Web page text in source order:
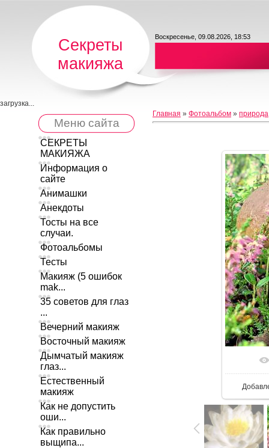
Секреты
макияжа
Воскресенье, 09.08.2026, 18:53
загрузка...
Меню сайта
СЕКРЕТЫ
МАКИЯЖА
Информация о
сайте
Анимашки
Анекдоты
Тосты на все
случаи.
Фотоальбомы
Тесты
Макияж (5 ошибок
mak...
35 советов для глаз
...
Вечерний макияж
Восточный макияж
Дымчатый макияж
глаз...
Естественный
макияж
Как не допустить
оши...
Как правильно
выщипа...
Главная » Фотоальбом » природа